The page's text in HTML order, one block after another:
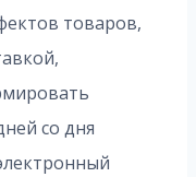
товаров,
со дня